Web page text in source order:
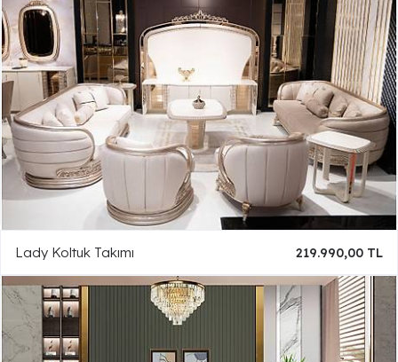
Lady Koltuk Takımı 219.990,00 TL